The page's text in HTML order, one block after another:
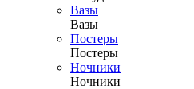
Вазы
Вазы
Постеры
Постеры
Ночники
Ночники